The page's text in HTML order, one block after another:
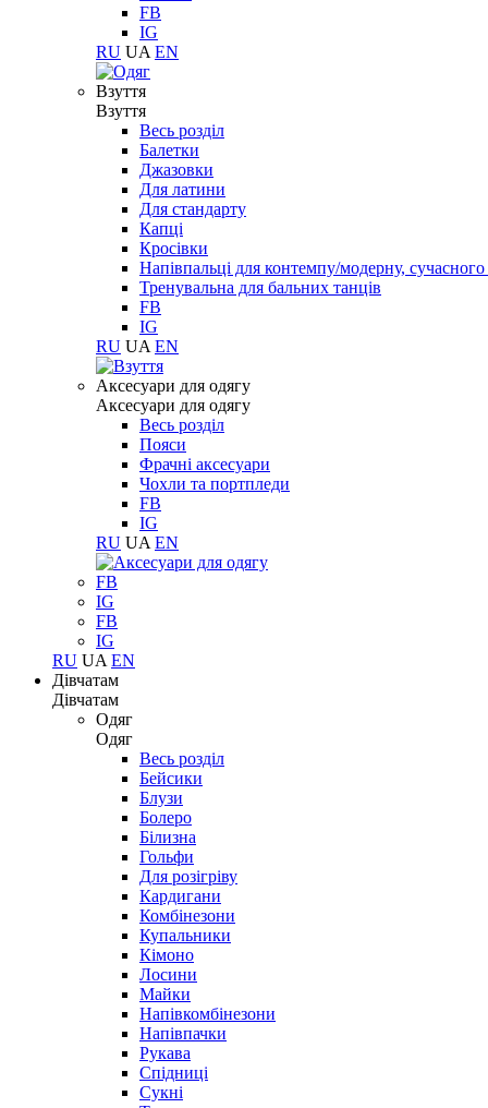
FB
IG
RU UA EN
Взуття
Взуття
Весь розділ
Балетки
Джазовки
Для латини
Для стандарту
Капці
Кросівки
Напівпальці для контемпу/модерну,
Тренувальна для бальних танців
FB
IG
RU UA EN
Aксесуари для одягу
Aксесуари для одягу
Весь розділ
Пояси
Фрачні аксесуари
Чохли та портпледи
FB
IG
RU UA EN
FB
IG
FB
IG
RU UA EN
Дівчатам
Дівчатам
Одяг
Одяг
Весь розділ
Бейсики
Блузи
Болеро
Білизна
Гольфи
Для розігріву
Кардигани
Комбінезони
Купальники
Кімоно
Лосини
Майки
Напівкомбінезони
Напівпачки
Рукава
Спідниці
Сукні